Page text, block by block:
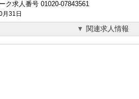
ク求人番号 01020-07843561
月31日
関連求人情報